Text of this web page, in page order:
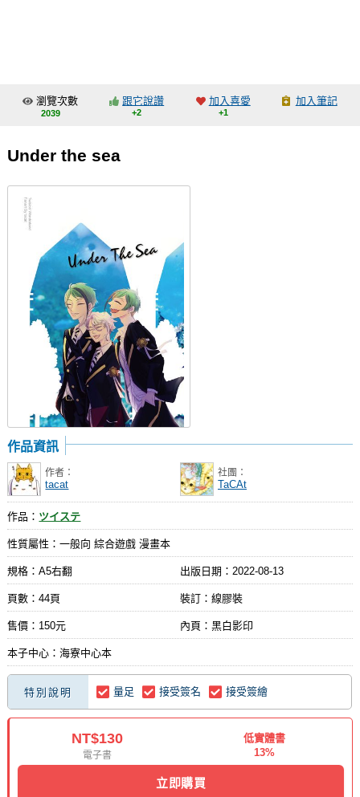
交流中心
註冊會員
登入
瀏覽次數
2039
跟它說讚
+2
加入喜愛
+1
加入筆記
Under the sea
作品資訊
作者：
tacat
社團：
TaCAt
作品： ツイステ
性質屬性：一般向 綜合遊戲 漫畫本
規格：A5右翻 出版日期： 2022-08-13
頁數：44頁 裝訂：線膠裝
售價：150元 內頁：黑白影印
本子中心：海寮中心本
特別說明 量足 接受簽名 接受簽繪
NT$130
電子書
低實體書
13%
立即購買